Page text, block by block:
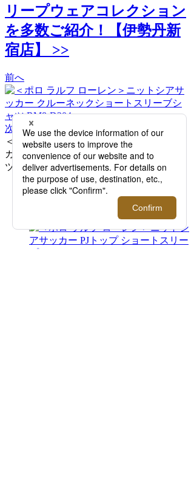
リープウェアコレクション
を多数ご紹介！【伊勢丹新
宿店】 >>
前へ
次へ
＜ポロ ラルフ ローレン＞ニットシアサッ
カー クルーネックショートスリーブシャ
ツ RM8-D204